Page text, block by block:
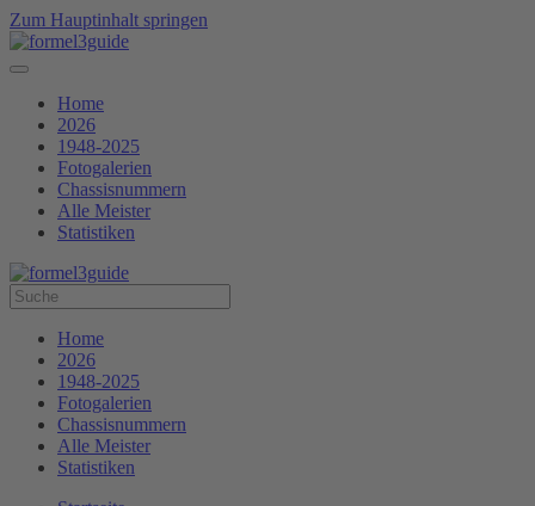
Zum Hauptinhalt springen
Home
2026
1948-2025
Fotogalerien
Chassisnummern
Alle Meister
Statistiken
Home
2026
1948-2025
Fotogalerien
Chassisnummern
Alle Meister
Statistiken